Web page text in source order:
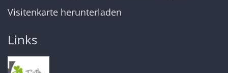
Visitenkarte herunterladen
Links